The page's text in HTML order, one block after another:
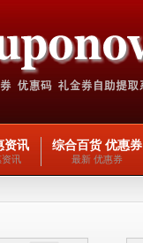
资讯
讯
综合百货 优惠券
最新 优惠券